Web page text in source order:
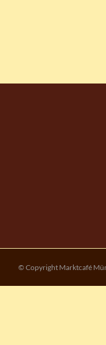
© Copyright Marktcafé